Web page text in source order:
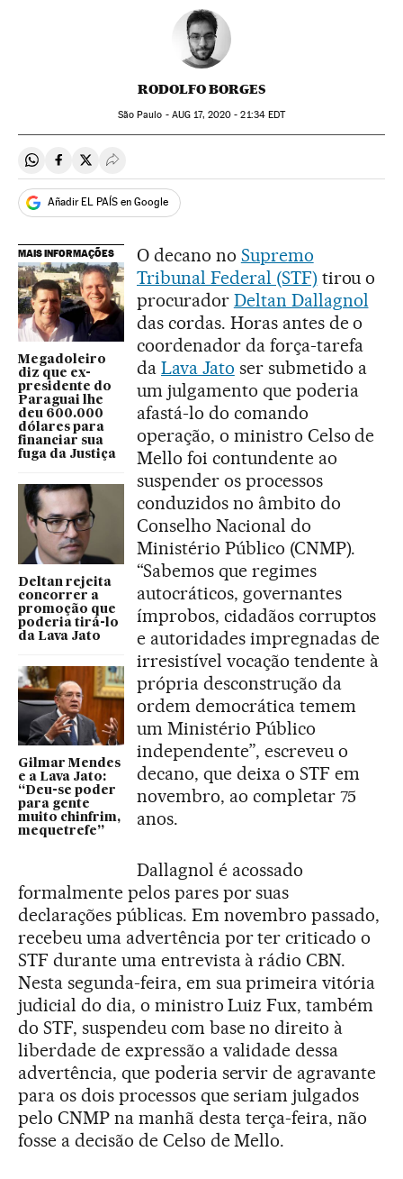
RODOLFO BORGES
São Paulo - AUG 17, 2020 - 21:34EDT
Compartir en Whatsapp
Compartir en Facebook
Compartir en Twitter
Desplegar Redes Sociales
Añadir EL PAÍS en Google
MAIS INFORMAÇÕES
Megadoleiro
diz que ex-
presidente do
Paraguai lhe
deu 600.000
dólares para
financiar sua
fuga da Justiça
Deltan rejeita
concorrer a
promoção que
poderia tirá-lo
da Lava Jato
Gilmar Mendes
e a Lava Jato:
“Deu-se poder
para gente
muito chinfrim,
mequetrefe”
O decano no Supremo
Tribunal Federal (STF) tirou o
procurador Deltan Dallagnol
das cordas. Horas antes de o
coordenador da força-tarefa
da Lava Jato ser submetido a
um julgamento que poderia
afastá-lo do comando
operação, o ministro Celso de
Mello foi contundente ao
suspender os processos
conduzidos no âmbito do
Conselho Nacional do
Ministério Público (CNMP).
“Sabemos que regimes
autocráticos, governantes
ímprobos, cidadãos corruptos
e autoridades impregnadas de
irresistível vocação tendente à
própria desconstrução da
ordem democrática temem
um Ministério Público
independente”, escreveu o
decano, que deixa o STF em
novembro, ao completar 75
anos.
Dallagnol é acossado
formalmente pelos pares por suas
declarações públicas. Em novembro passado,
recebeu uma advertência por ter criticado o
STF durante uma entrevista à rádio CBN.
Nesta segunda-feira, em sua primeira vitória
judicial do dia, o ministro Luiz Fux, também
do STF, suspendeu com base no direito à
liberdade de expressão a validade dessa
advertência, que poderia servir de agravante
para os dois processos que seriam julgados
pelo CNMP na manhã desta terça-feira, não
fosse a decisão de Celso de Mello.